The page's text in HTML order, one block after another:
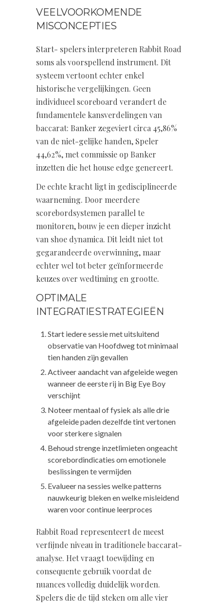
VEELVOORKOMENDE
MISCONCEPTIES
Start- spelers interpreteren Rabbit Road
soms als voorspellend instrument. Dit
systeem vertoont echter enkel
historische vergelijkingen. Geen
individueel scoreboard verandert de
fundamentele kansverdelingen van
baccarat: Banker zegeviert circa 45,86%
van de niet-gelijke handen, Speler
44,62%, met commissie op Banker
inzetten die het house edge genereert.
De echte kracht ligt in gedisciplineerde
waarneming. Door meerdere
scorebordsystemen parallel te
monitoren, bouw je een dieper inzicht
van shoe dynamica. Dit leidt niet tot
gegarandeerde overwinning, maar
echter wel tot beter geïnformeerde
keuzes over wedtiming en grootte.
OPTIMALE
INTEGRATIESTRATEGIEËN
Start iedere sessie met uitsluitend
observatie van Hoofdweg tot minimaal
tien handen zijn gevallen
Activeer aandacht van afgeleide wegen
wanneer de eerste rij in Big Eye Boy
verschijnt
Noteer mentaal of fysiek als alle drie
afgeleide paden dezelfde tint vertonen
voor sterkere signalen
Behoud strenge inzetlimieten ongeacht
scorebordindicaties om emotionele
beslissingen te vermijden
Evalueer na sessies welke patterns
nauwkeurig bleken en welke misleidend
waren voor continue leerproces
Rabbit Road representeert de meest
verfijnde niveau in traditionele baccarat-
analyse. Het vraagt toewijding en
consequente gebruik voordat de
nuances volledig duidelijk worden.
Spelers die de tijd steken om alle vier